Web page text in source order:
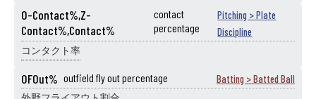
O-Contact%,Z-
Contact%,Contact%
contact
percentage
Pitching > Plate
Discipline
コンタクト率
OFOut% outfield fly out percentage Batting > Batted Ball